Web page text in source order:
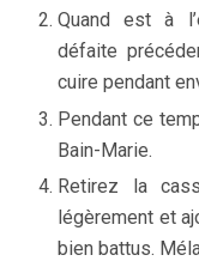
Quand est à
défaite
cuire pendant
Pendant ce
Bain-Marie.
Retirez la
légèrement et
bien battus.